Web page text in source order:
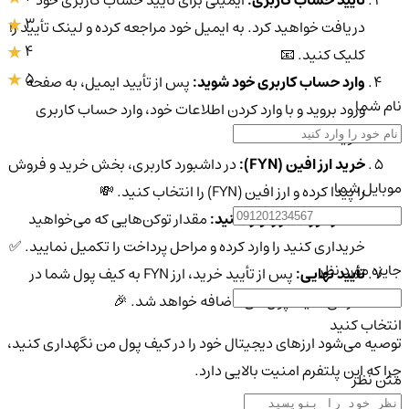
دریافت خواهید کرد. به ایمیل خود مراجعه کرده و لینک تأیید را
کلیک کنید. 📧
وارد حساب کاربری خود شوید:پس از تأیید ایمیل، به صفحه
ورود بروید و با وارد کردن اطلاعات خود، وارد حساب کاربری
شوید. 🔒
خرید ارز افین (FYN):
در داشبورد کاربری، بخش خرید و فروش
را پیدا کرده و ارز افین (FYN) را انتخاب کنید. 💸
مقدار مورد نظر را وارد کنید:مقدار توکن‌هایی که می‌خواهید
خریداری کنید را وارد کرده و مراحل پرداخت را تکمیل نمایید. ✅
تأیید نهایی:
پس از تأیید خرید، ارز FYN به کیف پول شما در
صرافی "کیف پول من" اضافه خواهد شد. 🎉
توصیه می‌شود ارزهای دیجیتال خود را در کیف پول من نگهداری کنید،
چرا که این پلتفرم امنیت بالایی دارد.
3
4
5
نام شما
موبایل شما
جایزه مورد نظر
انتخاب کنید
متن نظر